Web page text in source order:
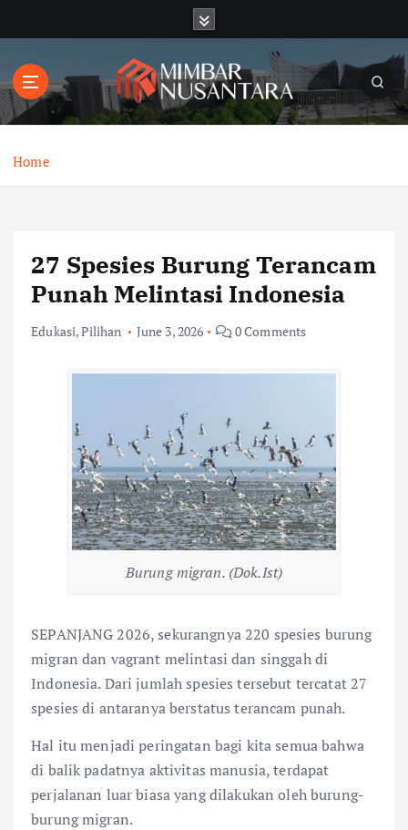
t
o
Home
27 Spesies Burung Terancam
Punah Melintasi Indonesia
Edukasi,Pilihan June 3, 2026 0 Comments
Burung migran. (Dok.Ist)
SEPANJANG 2026, sekurangnya 220 spesies burung
migran dan vagrant melintasi dan singgah di
Indonesia. Dari jumlah spesies tersebut tercatat 27
spesies di antaranya berstatus terancam punah.
Hal itu menjadi peringatan bagi kita semua bahwa
di balik padatnya aktivitas manusia, terdapat
perjalanan luar biasa yang dilakukan oleh burung-
burung migran.